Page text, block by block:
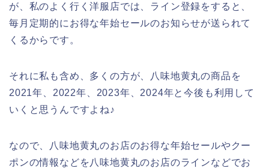
が、私のよく行く洋服店では、ライン登録をすると、
毎月定期的にお得な年始セールのお知らせが送られて
くるからです。
それに私も含め、多くの方が、八味地黄丸の商品を
2021年、2022年、2023年、2024年と今後も利用して
いくと思うんですよね♪
なので、八味地黄丸のお店のお得な年始セールやクー
ポンの情報などを八味地黄丸のお店のラインなどでお